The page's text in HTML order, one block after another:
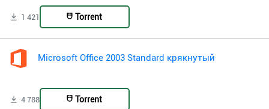
1 421 Torrent
Microsoft Office 2003 Standard крякнутый
4 788 Torrent